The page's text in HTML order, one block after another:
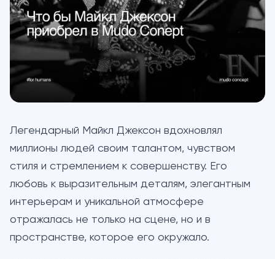
Легендарный Майкл Джексон вдохновлял
миллионы людей своим талантом, чувством
стиля и стремлением к совершенству. Его
любовь к выразительным деталям, элегантным
интерьерам и уникальной атмосфере
отражалась не только на сцене, но и в
пространстве, которое его окружало.